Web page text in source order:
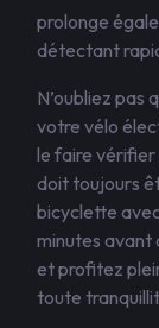
prolonge
détectant
N’oubliez pas
votre vélo
le faire vérifier
doit toujours
bicyclette
minutes avant
et profitez
toute